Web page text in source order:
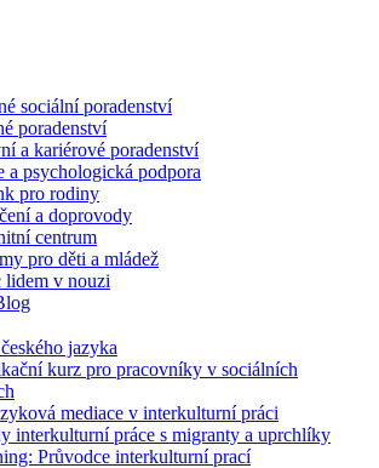
sociální poradenství
poradenství
a kariérové poradenství
a psychologická podpora
pro rodiny
a doprovody
centrum
pro děti a mládež
lidem v nouzi
jazyka
kurz pro pracovníky v sociálních
mediace v interkulturní práci
interkulturní práce s migranty a uprchlíky
Průvodce interkulturní prací